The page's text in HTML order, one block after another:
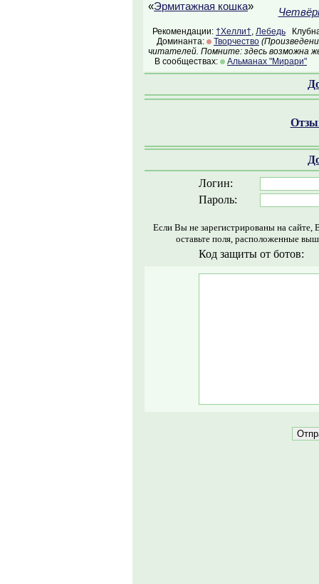
«Эрмитажная кошка»
Рекомендации: †Хелли†, Лебедь
Доминанта:
Творчество
читателей. Помните: здесь возможна
В сообществах:
Альманах "Мирари"
Логин:
Пароль:
Если Вы не зарегистрированы на
оставьте поля, расположенные
Код защиты от ботов: